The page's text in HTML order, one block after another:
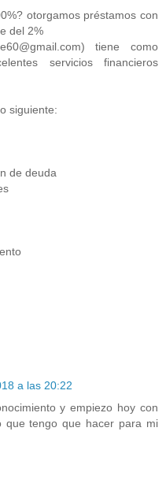
otorgamos préstamos con
del 2%
tiene como
servicios financieros
siguiente:
de deuda
a las 20:22
y empiezo hoy con
que tengo que hacer para mi